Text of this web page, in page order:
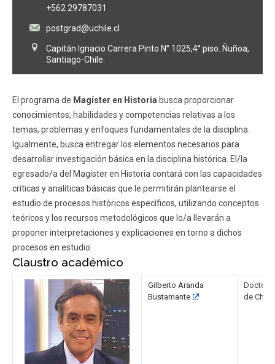
+562 29787031
postgrad@uchile.cl
Capitán Ignacio Carrera Pinto N° 1025,4° piso. Ñuñoa,
Santiago-Chile.
El programa de Magíster en Historia busca proporcionar
conocimientos, habilidades y competencias relativas a los
temas, problemas y enfoques fundamentales de la disciplina.
Igualmente, busca entregar los elementos necesarios para
desarrollar investigación básica en la disciplina histórica. El/la
egresado/a del Magíster en Historia contará con las capacidades
críticas y analíticas básicas que le permitirán plantearse el
estudio de procesos históricos específicos, utilizando conceptos
teóricos y los recursos metodológicos que lo/a llevarán a
proponer interpretaciones y explicaciones en torno a dichos
procesos en estudio.
Claustro académico
Gilberto Aranda
Bustamante
Doctor
de Chile